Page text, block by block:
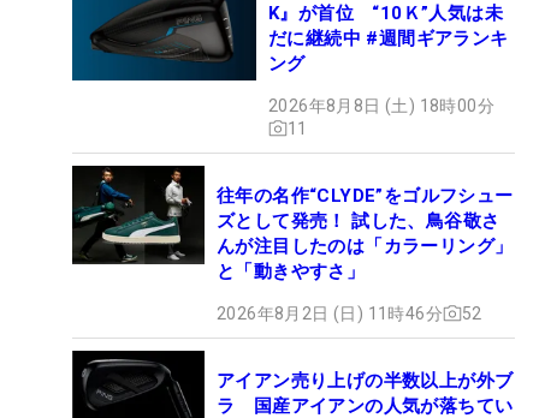
K』が首位 “10Ｋ”人気は未
だに継続中 #週間ギアランキ
ング
2026年8月8日 (土) 18時00分
11
往年の名作“CLYDE”をゴルフシュー
ズとして発売！ 試した、鳥谷敬さ
んが注目したのは「カラーリング」
と「動きやすさ」
2026年8月2日 (日) 11時46分 52
アイアン売り上げの半数以上が外ブ
ラ 国産アイアンの人気が落ちてい